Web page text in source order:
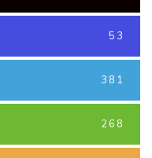
53
381
268